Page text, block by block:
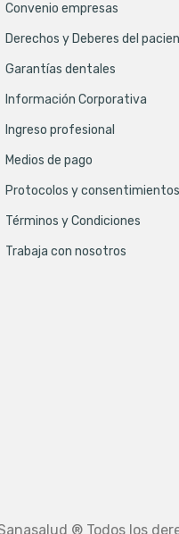
Convenio empresas
Derechos y Deberes del
Garantías dentales
Información Corporativa
Ingreso profesional
Medios de pago
Protocolos y consentimientos
Términos y Condiciones
Trabaja con nosotros
® Todos los